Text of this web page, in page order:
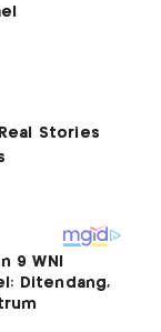
9 WNI
Ditendang,